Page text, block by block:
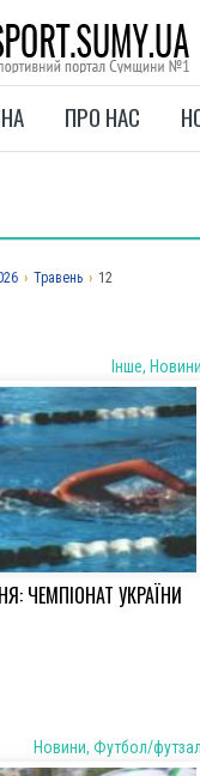
ПРО НАС
› Травень › 12
Iнше, Новини
ЧЕМПІОНАТ УКРАЇНИ
Новини, Футбол/футзал